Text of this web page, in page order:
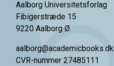
Aalborg Universitetsforlag
Fibigerstræde 15
9220 Aalborg Ø
aalborg@academicbooks.dk
CVR-nummer 27485111